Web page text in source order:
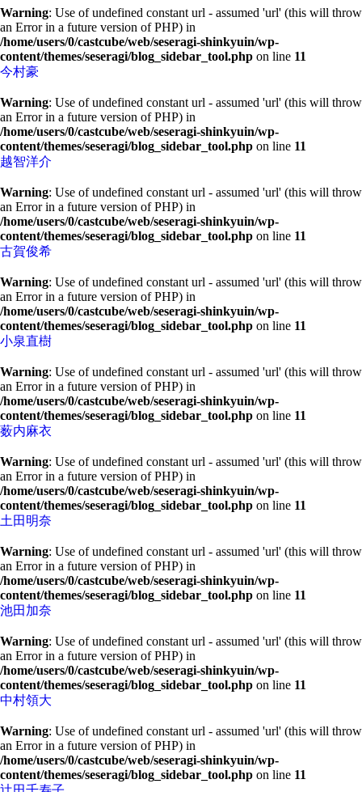
Warning: Use of undefined constant url - assumed 'url' (this will throw
an Error in a future version of PHP) in
/home/users/0/castcube/web/seseragi-shinkyuin/wp-
content/themes/seseragi/blog_sidebar_tool.php on line 11
今村豪
Warning: Use of undefined constant url - assumed 'url' (this will throw
an Error in a future version of PHP) in
/home/users/0/castcube/web/seseragi-shinkyuin/wp-
content/themes/seseragi/blog_sidebar_tool.php on line 11
越智洋介
Warning: Use of undefined constant url - assumed 'url' (this will throw
an Error in a future version of PHP) in
/home/users/0/castcube/web/seseragi-shinkyuin/wp-
content/themes/seseragi/blog_sidebar_tool.php on line 11
古賀俊希
Warning: Use of undefined constant url - assumed 'url' (this will throw
an Error in a future version of PHP) in
/home/users/0/castcube/web/seseragi-shinkyuin/wp-
content/themes/seseragi/blog_sidebar_tool.php on line 11
小泉直樹
Warning: Use of undefined constant url - assumed 'url' (this will throw
an Error in a future version of PHP) in
/home/users/0/castcube/web/seseragi-shinkyuin/wp-
content/themes/seseragi/blog_sidebar_tool.php on line 11
薮内麻衣
Warning: Use of undefined constant url - assumed 'url' (this will throw
an Error in a future version of PHP) in
/home/users/0/castcube/web/seseragi-shinkyuin/wp-
content/themes/seseragi/blog_sidebar_tool.php on line 11
土田明奈
Warning: Use of undefined constant url - assumed 'url' (this will throw
an Error in a future version of PHP) in
/home/users/0/castcube/web/seseragi-shinkyuin/wp-
content/themes/seseragi/blog_sidebar_tool.php on line 11
池田加奈
Warning: Use of undefined constant url - assumed 'url' (this will throw
an Error in a future version of PHP) in
/home/users/0/castcube/web/seseragi-shinkyuin/wp-
content/themes/seseragi/blog_sidebar_tool.php on line 11
中村領大
Warning: Use of undefined constant url - assumed 'url' (this will throw
an Error in a future version of PHP) in
/home/users/0/castcube/web/seseragi-shinkyuin/wp-
content/themes/seseragi/blog_sidebar_tool.php on line 11